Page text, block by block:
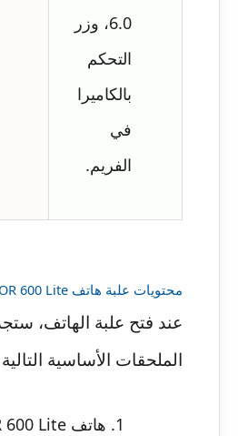
6.0، وزر
التحكم
بالكاميرا
في
الفريم.
محتويات علبة هاتف HONOR 600 Lite الرسمية
عند فتح علبة الهاتف،
الملحقات الأساسية